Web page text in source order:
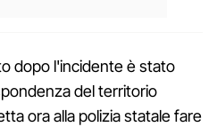
dopo l'incidente è stato
del territorio
ora alla polizia statale fare